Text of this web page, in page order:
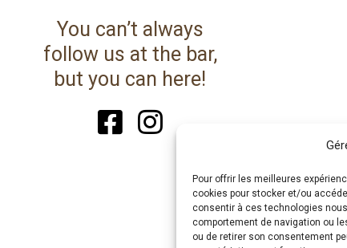
Pour offrir les meilleures
cookies pour stocker et/ou
consentir à ces technologies
comportement de navigation ou
ou de retirer son consentement
You can’t always
follow us at the bar,
but you can here!